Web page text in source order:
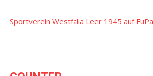
Sportverein Westfalia Leer 1945 auf FuPa